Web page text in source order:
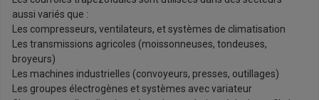
aussi variés que :
Les compresseurs, ventilateurs, et systèmes de climatisation
Les transmissions agricoles (moissonneuses, tondeuses,
broyeurs)
Les machines industrielles (convoyeurs, presses, outillages)
Les groupes électrogènes et systèmes avec variateur